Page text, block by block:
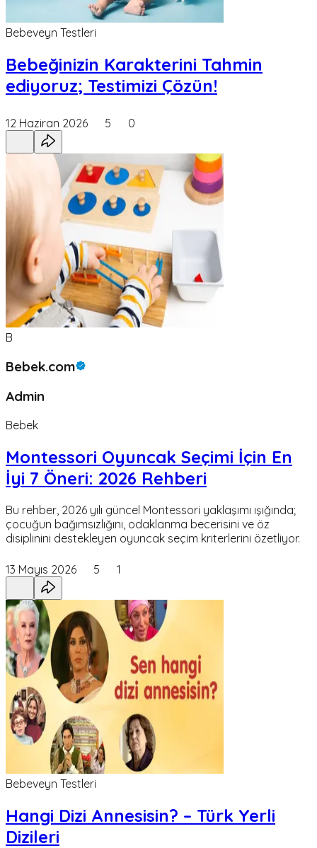
Bebeveyn Testleri
Bebeğinizin Karakterini Tahmin
ediyoruz; Testimizi Çözün!
12 Haziran 2026 5 0
B
Bebek.com
Admin
Bebek
Montessori Oyuncak Seçimi İçin En
İyi 7 Öneri: 2026 Rehberi
Bu rehber, 2026 yılı güncel Montessori yaklaşımı ışığında;
çocuğun bağımsızlığını, odaklanma becerisini ve öz
disiplinini destekleyen oyuncak seçim kriterlerini özetliyor.
13 Mayıs 2026 5 1
Bebeveyn Testleri
Hangi Dizi Annesisin? – Türk Yerli
Dizileri